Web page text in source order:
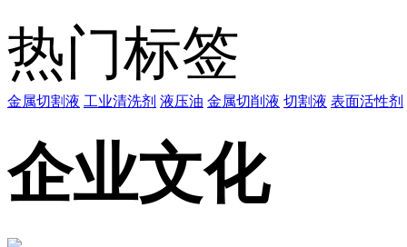
热门标签
金属切割液 工业清洗剂 液压油 金属切削液 切割液 表面活性剂
企业文化